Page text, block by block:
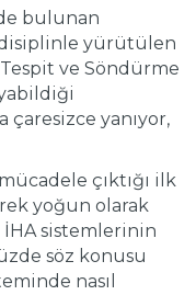
bulunan
yürütülen
ve Söndürme
çaresizce yanıyor,
çıktığı ilk
yoğun olarak
sistemlerinin
söz konusu
nasıl